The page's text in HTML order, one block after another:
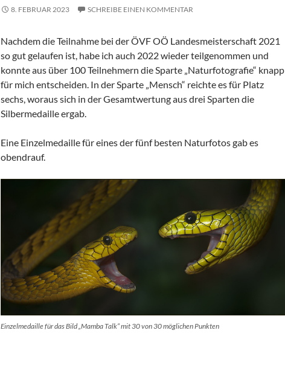
8. FEBRUAR 2023 SCHREIBE EINEN KOMMENTAR
Nachdem die Teilnahme bei der ÖVF OÖ Landesmeisterschaft 2021
so gut gelaufen ist, habe ich auch 2022 wieder teilgenommen und
konnte aus über 100 Teilnehmern die Sparte „Naturfotografie“ knapp
für mich entscheiden. In der Sparte „Mensch“ reichte es für Platz
sechs, woraus sich in der Gesamtwertung aus drei Sparten die
Silbermedaille ergab.
Eine Einzelmedaille für eines der fünf besten Naturfotos gab es
obendrauf.
Einzelmedaille für das Bild „Mamba Talk“ mit 30 von 30 möglichen Punkten